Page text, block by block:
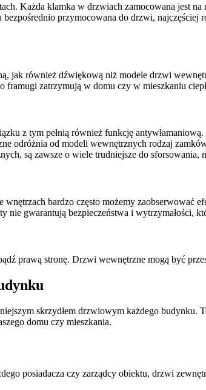
Każda klamka w drzwiach zamocowana jest
przymocowana do drzwi,
jak również dźwiękową niż modele drzwi
framugi zatrzymują w domu czy w mieszkaniu
z tym pełnią również funkcję
odróżnia od modeli wewnętrznych rodzaj
są zawsze o wiele trudniejsze do
bardzo często możemy
gwarantują bezpieczeństwa i wytrzymałości,
prawą stronę. Drzwi wewnętrzne mogą być
skrzydłem drzwiowym każdego
domu czy mieszkania.
posiadacza czy zarządcy obiektu, drzwi